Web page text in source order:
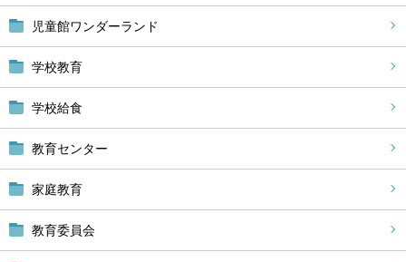
児童館ワンダーランド
学校教育
学校給食
教育センター
家庭教育
教育委員会